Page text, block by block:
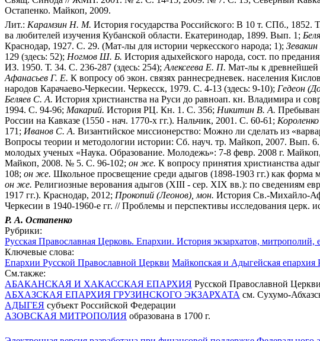
Остапенко. Майкоп, 2009.
Лит.: Карамзин Н. М. История государства Российского: В 10 т. СПб., 1852.
ва любителей изучения Кубанской области. Екатеринодар, 1899. Вып. 1;
Краснодар, 1927. С. 29. (Мат-лы для истории черкесского народа; 1);
129 (здесь: 52); Ногмов Ш. Б. История адыхейского народа, сост. по
ИЗ. 1950. Т. 34. С. 236-287 (здесь: 254); Алексеева Е. П. Мат-лы к древнейшей
Афанасьев Г. Е. К вопросу об экон. связях раннесредневек. населения
народов Карачаево-Черкесии. Черкесск, 1979. С. 4-13 (здесь: 9-10); Гедеон
Беляев С. А. История христианства на Руси до равноап. кн. Владимира и
1994. С. 94-96; Макарий. История РЦ. Кн. 1. С. 356; Никитин В. А.
России на Кавказе (1550 - нач. 1770-х гг.). Нальчик, 2001. С. 60-61;
171; Иванов С. А. Византийское миссионерство: Можно ли сделать из
Вопросы теории и методологии истории: Сб. науч. тр. Майкоп, 2007. Вып.
молодых ученых «Наука. Образование. Молодежь»: 7-8 февр. 2008 г.
Майкоп, 2008. № 5. С. 96-102; он же. К вопросу принятия христианства
108; он же. Школьное просвещение среди адыгов (1898-1903 гг.) как
он же. Религиозные верования адыгов (XIII - сер. XIX вв.): по сведениям
1917 гг.). Краснодар, 2012; Прокопий (Леонов), мон. История Св.-Михайло-
Черкесии в 1940-1960-е гг. // Проблемы и перспективы исследования
Р. А. Остапенко
Рубрики:
Русская Православная Церковь. Епархии. История экзархатов,
Ключевые слова:
Епархии Русской Православной Церкви Майкопская и Адыгейская епархия
См.также:
АБАКАНСКАЯ И ХАКАССКАЯ ЕПАРХИЯ Русской Православной Церкви
АБХАЗСКАЯ ЕПАРХИЯ ГРУЗИНСКОГО ЭКЗАРХАТА см. Сухумо-
АДЫГЕЯ субъект Российской Федерации
АЗОВСКАЯ МИТРОПОЛИЯ образована в 1700 г.